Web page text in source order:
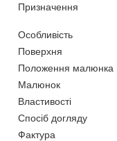
Призначення
Особливість
Поверхня
Положення малюнка
Малюнок
Властивості
Спосіб догляду
Фактура